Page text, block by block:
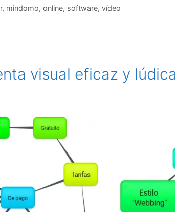
, mindomo, online, software, vídeo
visual eficaz y